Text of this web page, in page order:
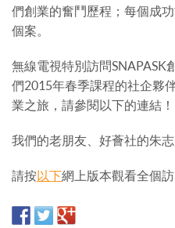
們創業的奮鬥歷程；每個成
個案。
無線電視特別訪問SNAPASK
們2015年春季課程的社企夥
業之旅，請參閱以下的連結！
我們的老朋友、好薈社的朱
請按以下網上版本觀看全個